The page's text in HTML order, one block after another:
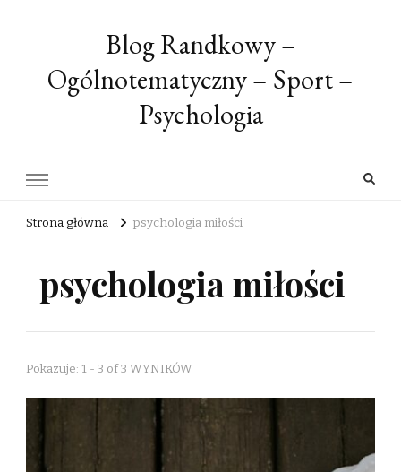
Blog Randkowy –
Ogólnotematyczny – Sport –
Psychologia
Strona główna psychologia miłości
psychologia miłości
Pokazuje: 1 - 3 of 3 WYNIKÓW